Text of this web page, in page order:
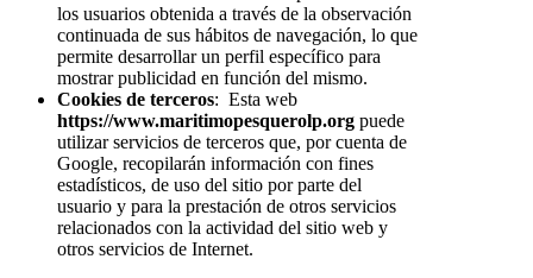
los usuarios obtenida a través de la observación
continuada de sus hábitos de navegación, lo que
permite desarrollar un perfil específico para
mostrar publicidad en función del mismo.
Cookies de terceros: Esta web
https://www.maritimopesquerolp.org puede
utilizar servicios de terceros que, por cuenta de
Google, recopilarán información con fines
estadísticos, de uso del sitio por parte del
usuario y para la prestación de otros servicios
relacionados con la actividad del sitio web y
otros servicios de Internet.